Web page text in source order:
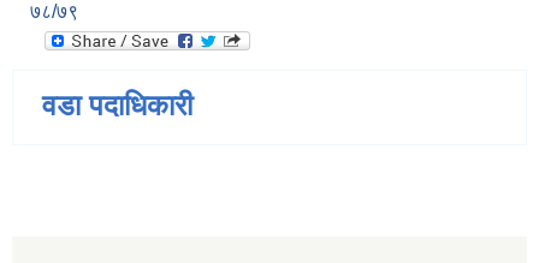
७८/७९
वडा पदाधिकारी